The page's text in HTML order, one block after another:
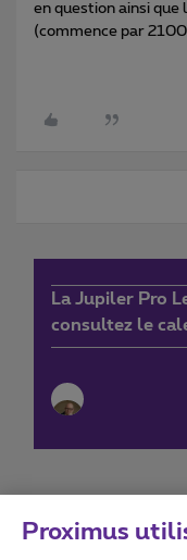
en question ainsi que
(commence par
La Jupiler Pro
consultez le
Proximus